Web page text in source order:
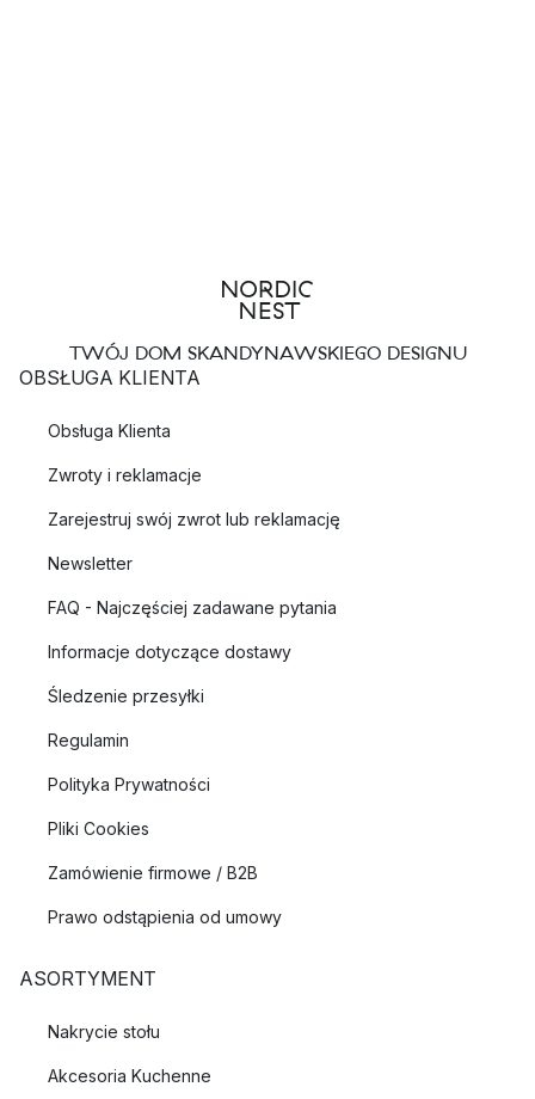
TWÓJ DOM SKANDYNAWSKIEGO DESIGNU
OBSŁUGA KLIENTA
Obsługa Klienta
Zwroty i reklamacje
Zarejestruj swój zwrot lub reklamację
Newsletter
FAQ - Najczęściej zadawane pytania
Informacje dotyczące dostawy
Śledzenie przesyłki
Regulamin
Polityka Prywatności
Pliki Cookies
Zamówienie firmowe / B2B
Prawo odstąpienia od umowy
ASORTYMENT
Nakrycie stołu
Akcesoria Kuchenne